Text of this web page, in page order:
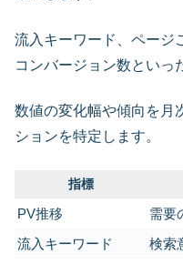
流入キーワード、ページ
コンバージョン数といっ
数値の変化幅や傾向を月
ションを特定します。
指標
PV推移 需要
流入キーワード
検索